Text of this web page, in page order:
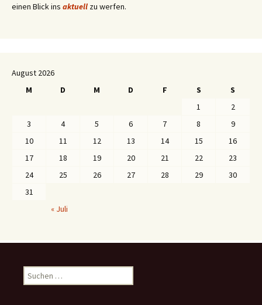
einen Blick ins aktuell zu werfen.
August 2026
M
D M D F S
S
1
2
3
4 5 6 7 8
9
10
11 12 13 14 15
16
17
18 19 20 21 22
23
24
25 26 27 28 29
30
31
« Juli
u